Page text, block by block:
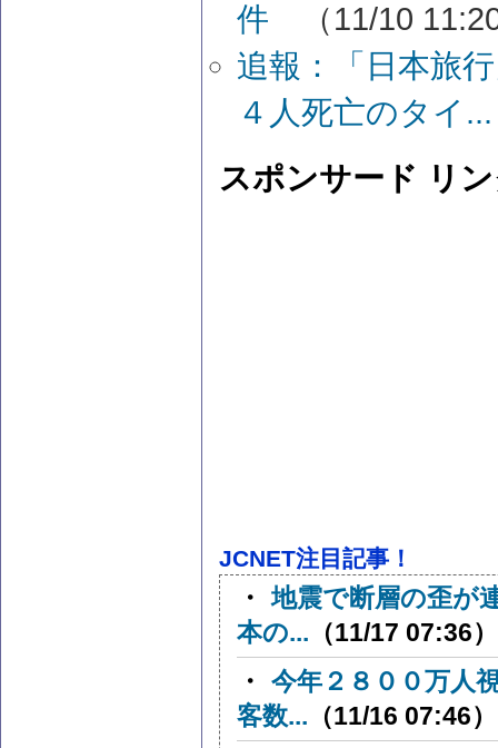
件
（11/10
追報：「日本旅
４人死亡のタイ...
スポンサード リ
JCNET注目記事！
・ 地震で断層の歪
本の... （11/17 07:36）
・ 今年２８００万人
客数... （11/16 07:46）